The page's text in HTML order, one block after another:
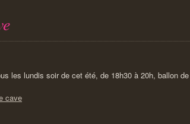
les lundis soir de cet été, de 18h30 à 20h, ballon
cave